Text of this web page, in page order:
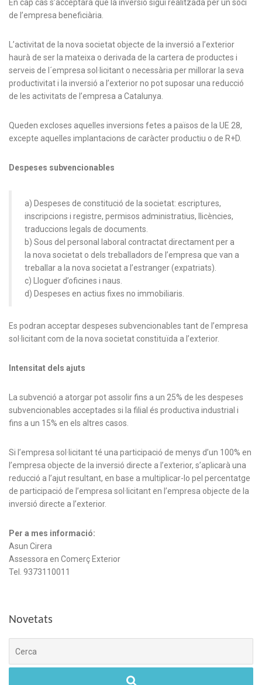
En cap cas s’acceptarà que la inversió sigui realitzada per un soci
de l’empresa beneficiària.
L’activitat de la nova societat objecte de la inversió a l’exterior
haurà de ser la mateixa o derivada de la cartera de productes i
serveis de l´empresa sol·licitant o necessària per millorar la seva
productivitat i la inversió a l’exterior no pot suposar una reducció
de les activitats de l’empresa a Catalunya.
Queden excloses aquelles inversions fetes a països de la UE 28,
excepte aquelles implantacions de caràcter productiu o de R+D.
Despeses subvencionables
a) Despeses de constitució de la societat: escriptures,
inscripcions i registre, permisos administratius, llicències,
traduccions legals de documents.
b) Sous del personal laboral contractat directament per a
la nova societat o dels treballadors de l’empresa que van a
treballar a la nova societat a l’estranger (expatriats).
c) Lloguer d’oficines i naus.
d) Despeses en actius fixes no immobiliaris.
Es podran acceptar despeses subvencionables tant de l’empresa
sol·licitant com de la nova societat constituïda a l’exterior.
Intensitat dels ajuts
La subvenció a atorgar pot assolir fins a un 25% de les despeses
subvencionables acceptades si la filial és productiva industrial i
fins a un 15% en els altres casos.
Si l’empresa sol·licitant té una participació de menys d’un 100% en
l’empresa objecte de la inversió directe a l’exterior, s’aplicarà una
reducció a l’ajut resultant, en base a multiplicar-lo pel percentatge
de participació de l’empresa sol·licitant en l’empresa objecte de la
inversió directe a l’exterior.
Per a mes informació:
Asun Cirera
Assessora en Comerç Exterior
Tel. 9373110011
Novetats